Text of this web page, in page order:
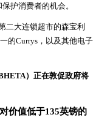
护消费者的机会。
二大连锁超市的森宝利
的Currys，以及其他电子
）正在敦促政府将
价值低于135英镑的